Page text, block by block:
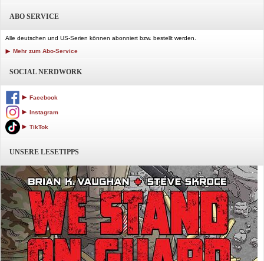
ABO SERVICE
Alle deutschen und US-Serien können abonniert bzw. bestellt werden.
Mehr zum Abo-Service
SOCIAL NERDWORK
Facebook
Instagram
TikTok
UNSERE LESETIPPS